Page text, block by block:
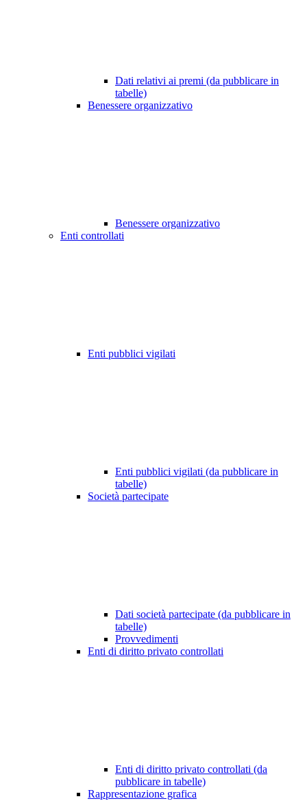
Dati relativi ai premi (da pubblicare in
tabelle)
Benessere organizzativo
Benessere organizzativo
Enti controllati
Enti pubblici vigilati
Enti pubblici vigilati (da pubblicare in
tabelle)
Società partecipate
Dati società partecipate (da pubblicare in
tabelle)
Provvedimenti
Enti di diritto privato controllati
Enti di diritto privato controllati (da
pubblicare in tabelle)
Rappresentazione grafica